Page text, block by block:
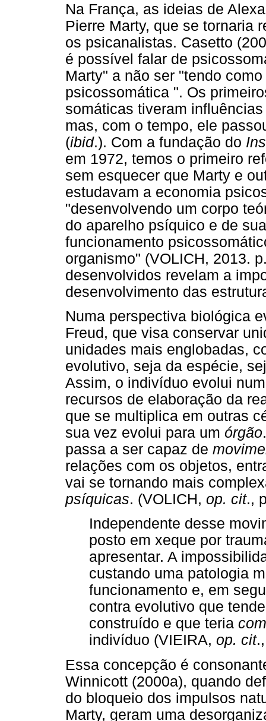
Na França, as ideias de
Pierre Marty, que se tornaria
os psicanalistas. Casetto
é possível falar de
Marty" a não ser "tendo
psicossomática ". Os
somáticas tiveram
mas, com o tempo, ele
(ibid.). Com a fundação do
em 1972, temos o primeiro
sem esquecer que Marty e
estudavam a economia
"desenvolvendo um corpo
do aparelho psíquico e de
funcionamento
organismo" (VOLICH, 2013.
desenvolvidos revelam a
desenvolvimento das
Numa perspectiva biológica
Freud, que visa conservar
unidades mais englobadas,
evolutivo, seja da espécie,
Assim, o indivíduo evolui
recursos de elaboração da
que se multiplica em outras
sua vez evolui para um órgão
passa a ser capaz de
relações com os objetos,
vai se tornando mais
psíquicas. (VOLICH, op. cit.,
Independente desse
posto em xeque por
apresentar. A
custando uma patologia
funcionamento e, em
contra evolutivo que
construído e que teria
indivíduo (VIEIRA, op. cit
Essa concepção é
Winnicott (2000a), quando
do bloqueio dos impulsos
Marty, geram uma